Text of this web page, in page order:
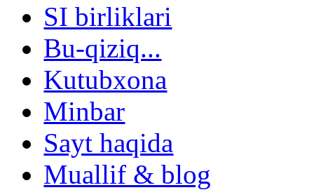
SI birliklari
Bu-qiziq...
Kutubxona
Minbar
Sayt haqida
Muallif & blog